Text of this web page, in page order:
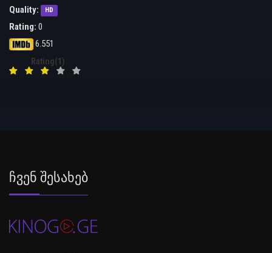
Quality:
HD
Rating: 0
6.551
Rating(1)
Ჩვენ Შესახებ